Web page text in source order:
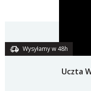
Wysyłamy w 48h
Uczta